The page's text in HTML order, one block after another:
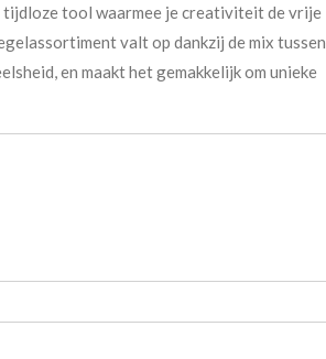
tijdloze tool waarmee je creativiteit de vrije
valt op dankzij de mix tussen
en maakt het gemakkelijk om unieke